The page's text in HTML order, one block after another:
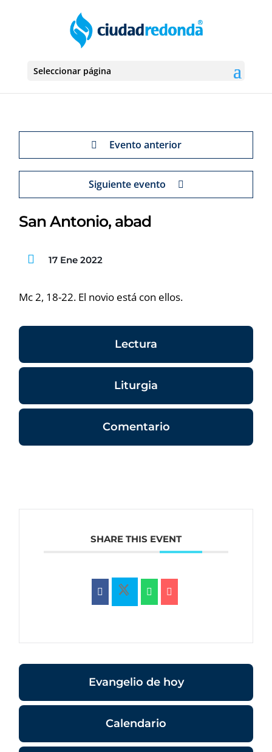
Seleccionar página
Evento anterior
Siguiente evento
San Antonio, abad
17 Ene 2022
Mc 2, 18-22. El novio está con ellos.
Lectura
Liturgia
Comentario
SHARE THIS EVENT
Evangelio de hoy
Calendario